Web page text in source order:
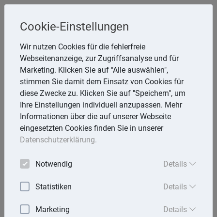
Melzer, StB
Storchsnest 6, 74535 Mainhardt
Telefon: 7903 7736
E-Mail:rathmann.melzer@t-online.de
Lexika
Volltext-Suche in den Lexika
Cookie-Einstellungen
Wir nutzen Cookies für die fehlerfreie
Webseitenanzeige, zur Zugriffsanalyse und für
Marketing. Klicken Sie auf "Alle auswählen",
stimmen Sie damit dem Einsatz von Cookies für
diese Zwecke zu. Klicken Sie auf "Speichern", um
Ihre Einstellungen individuell anzupassen. Mehr
Informationen über die auf unserer Webseite
eingesetzten Cookies finden Sie in unserer
Datenschutzerklärung.
Notwendig Details
Statistiken Details
Marketing Details